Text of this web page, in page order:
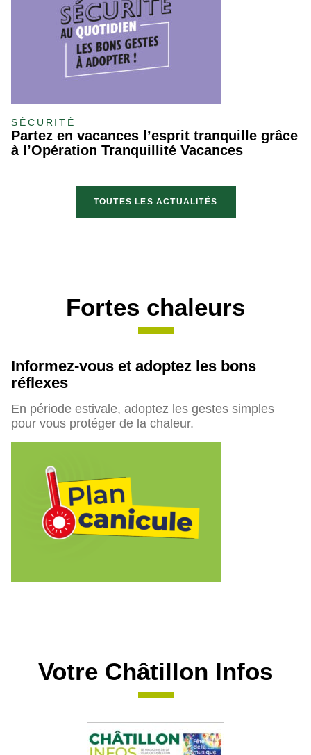
SÉCURITÉ
Partez en vacances l’esprit tranquille grâce
à l’Opération Tranquillité Vacances
TOUTES LES ACTUALITÉS
Fortes chaleurs
Informez-vous et adoptez les bons
réflexes
En période estivale, adoptez les gestes simples
pour vous protéger de la chaleur.
Votre Châtillon Infos